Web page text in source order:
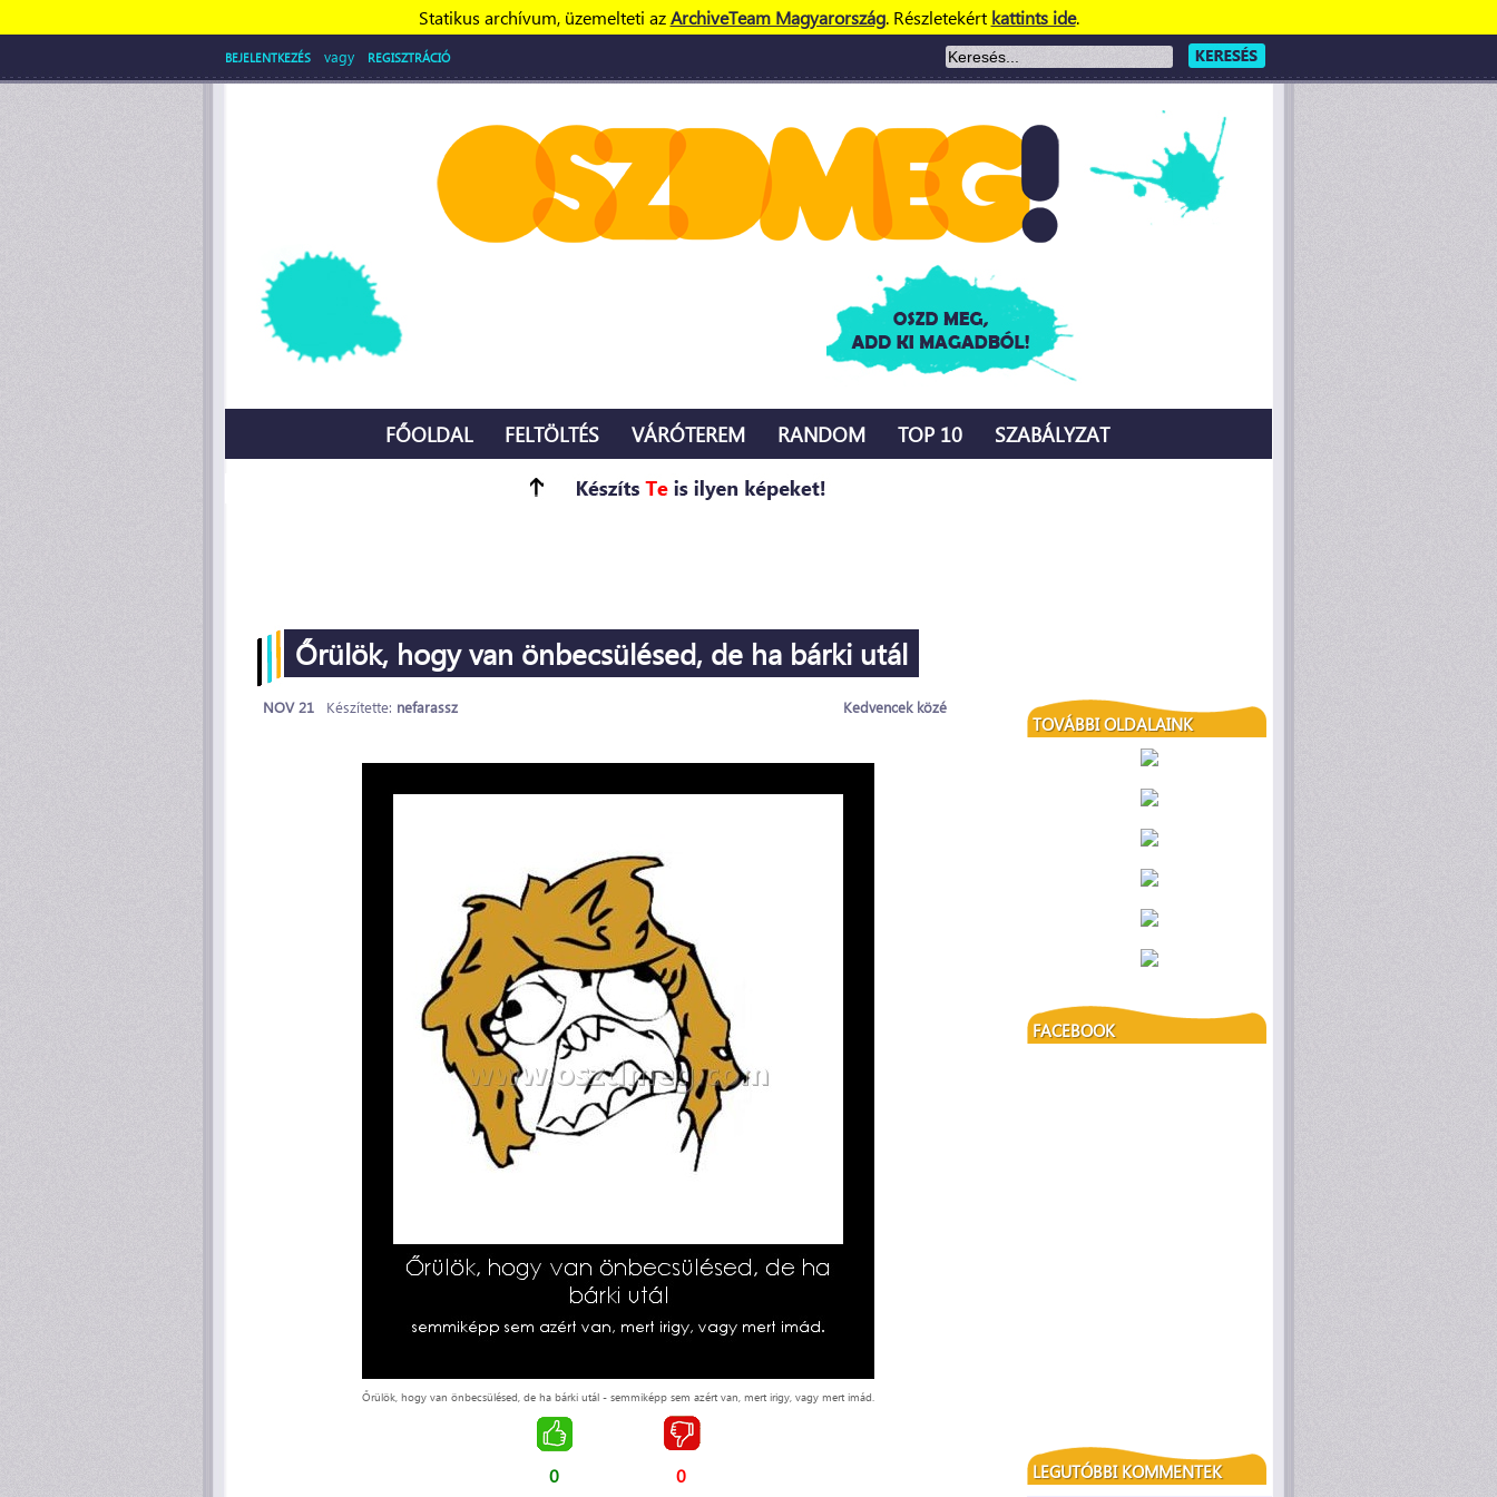
Statikus archívum, üzemelteti azArchiveTeam Magyarország. Részletekért kattints ide.
BEJELENTKEZÉS vagy REGISZTRÁCIÓ
FŐOLDAL FELTÖLTÉS VÁRÓTEREM RANDOM TOP 10 SZABÁLYZAT
Őrülök, hogy van önbecsülésed, de ha bárki utál
NOV 21 Készítette: nefarassz Kedvencek közé
Őrülök, hogy van önbecsülésed, de ha bárki utál - semmiképp sem azért van, mert irigy, vagy mert imád.
0 0
TOVÁBBI OLDALAINK
FACEBOOK
LEGUTÓBBI KOMMENTEK